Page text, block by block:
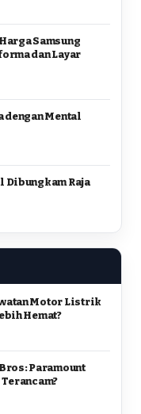
Samsung
dan Layar
dengan Mental
Dibungkam Raja
Motor Listrik
Hemat?
Paramount